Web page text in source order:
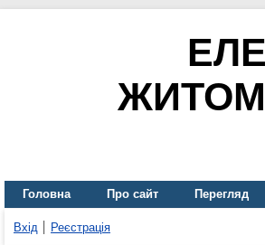
Головна Про сайт Перегляд
Вхід Реєстрація